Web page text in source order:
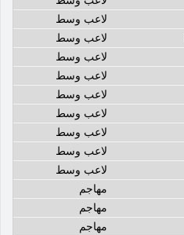
لاعب وسط
لاعب وسط
لاعب وسط
لاعب وسط
لاعب وسط
لاعب وسط
لاعب وسط
لاعب وسط
لاعب وسط
مهاجم
مهاجم
مهاجم